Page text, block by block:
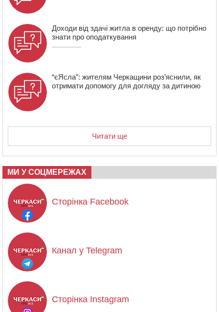
Доходи від здачі житла в оренду: що потрібно
знати про оподаткування
“єЯсла”: жителям Черкащини роз’яснили, як
отримати допомогу для догляду за дитиною
Читати ще
МИ У СОЦМЕРЕЖАХ
Сторінка Facebook
Канал у Telegram
Сторінка Instagram